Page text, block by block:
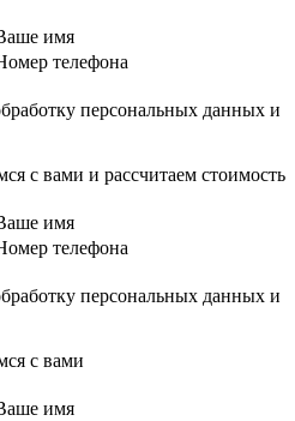
имя
телефона
персональных данных и
с вами и рассчитаем стоимость
имя
телефона
персональных данных и
с вами
имя